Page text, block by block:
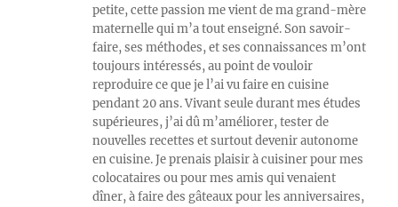
petite, cette passion me vient de ma grand-mère
maternelle qui m’a tout enseigné. Son savoir-
faire, ses méthodes, et ses connaissances m’ont
toujours intéressés, au point de vouloir
reproduire ce que je l’ai vu faire en cuisine
pendant 20 ans. Vivant seule durant mes études
supérieures, j’ai dû m’améliorer, tester de
nouvelles recettes et surtout devenir autonome
en cuisine. Je prenais plaisir à cuisiner pour mes
colocataires ou pour mes amis qui venaient
dîner, à faire des gâteaux pour les anniversaires,